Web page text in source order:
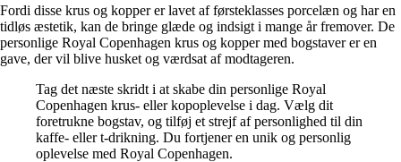
Fordi disse krus og kopper er lavet af førsteklasses porcelæn og har en
tidløs æstetik, kan de bringe glæde og indsigt i mange år fremover. De
personlige Royal Copenhagen krus og kopper med bogstaver er en
gave, der vil blive husket og værdsat af modtageren.
Tag det næste skridt i at skabe din personlige Royal
Copenhagen krus- eller kopoplevelse i dag. Vælg dit
foretrukne bogstav, og tilføj et strejf af personlighed til din
kaffe- eller t-drikning. Du fortjener en unik og personlig
oplevelse med Royal Copenhagen.